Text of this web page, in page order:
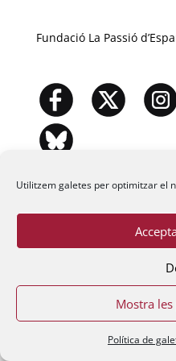
Utilitzem galetes per optimitzar el
Mostra
Política de
Fundació La Passió